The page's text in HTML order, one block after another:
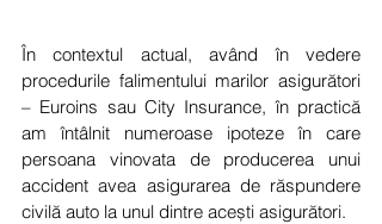
În contextul actual, având în vedere
procedurile falimentului marilor asigurători
– Euroins sau City Insurance, în practică
am întâlnit numeroase ipoteze în care
persoana vinovata de producerea unui
accident avea asigurarea de răspundere
civilă auto la unul dintre acești asigurători.